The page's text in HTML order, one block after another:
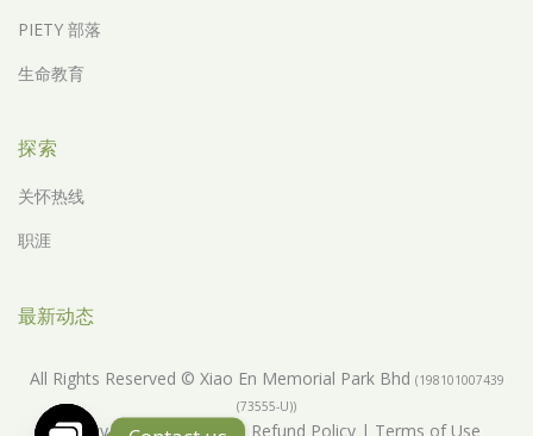
PIETY 部落
生命教育
探索
关怀热线
职涯
最新动态
All Rights Reserved © Xiao En Memorial Park Bhd (198101007439
(73555-U))
Privacy Policy|Return & Refund Policy| Terms of Use